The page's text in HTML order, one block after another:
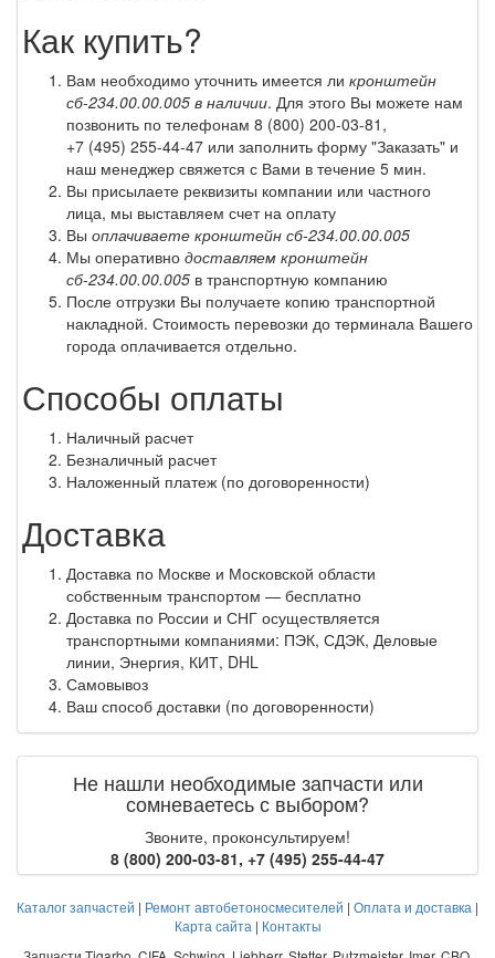
Как купить?
Вам необходимо уточнить имеется ли кронштейн
сб-234.00.00.005 в наличии. Для этого Вы можете нам
позвонить по телефонам 8 (800) 200-03-81 ,
+7 (495) 255-44-47 или заполнить форму "Заказать" и
наш менеджер свяжется с Вами в течение 5 мин.
Вы присылаете реквизиты компании или частного
лица, мы выставляем счет на оплату
Вы оплачиваете кронштейн сб-234.00.00.005
Мы оперативно доставляем кронштейн
сб-234.00.00.005 в транспортную компанию
После отгрузки Вы получаете копию транспортной
накладной. Стоимость перевозки до терминала Вашего
города оплачивается отдельно.
Способы оплаты
Наличный расчет
Безналичный расчет
Наложенный платеж (по договоренности)
Доставка
Доставка по Москве и Московской области
собственным транспортом — бесплатно
Доставка по России и СНГ осуществляется
транспортными компаниями: ПЭК, СДЭК, Деловые
линии, Энергия, КИТ, DHL
Самовывоз
Ваш способ доставки (по договоренности)
Не нашли необходимые запчасти или
сомневаетесь с выбором?
Звоните, проконсультируем!
8 (800) 200-03-81, +7 (495) 255-44-47
Каталог запчастей | Ремонт автобетоносмесителей | Оплата и доставка |
Карта сайта | Контакты